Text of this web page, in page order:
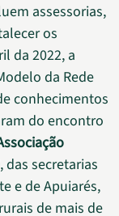
assessorias,
os
da 2022, a
da Rede
conhecimentos
do encontro
, das secretarias
e de Apuiarés,
de mais de